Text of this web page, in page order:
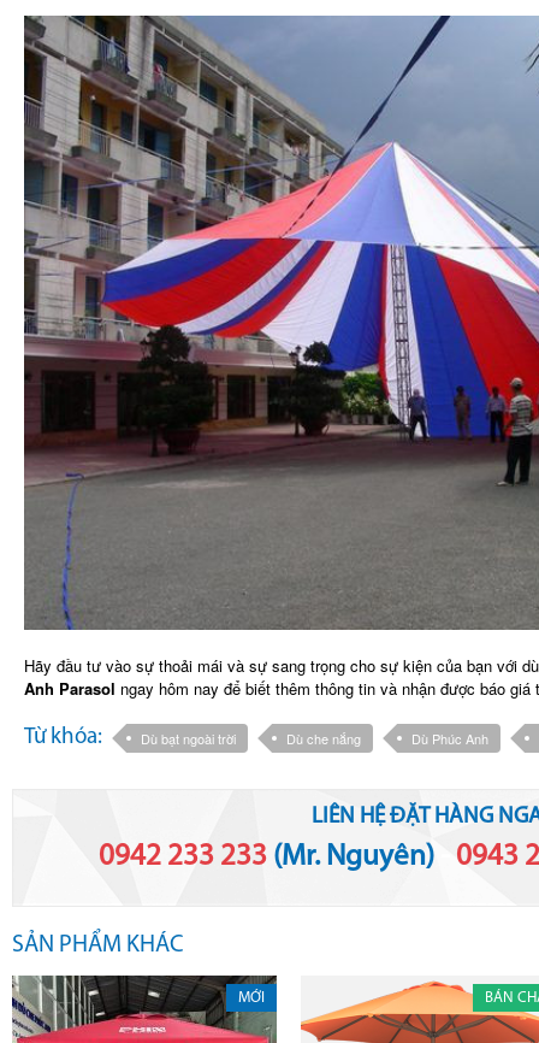
Hãy đầu tư vào sự thoải mái và sự sang trọng cho sự kiện của bạn với
Anh Parasol ngay hôm nay để biết thêm thông tin và nhận được báo giá
Từ khóa: Dù bạt ngoài trời Dù che nắng Dù Phúc Anh
LIÊN HỆ ĐẶT HÀNG
0942 233 233 (Mr. Nguyên)- 0943
SẢN PHẨM KHÁC
MỚI BÁN